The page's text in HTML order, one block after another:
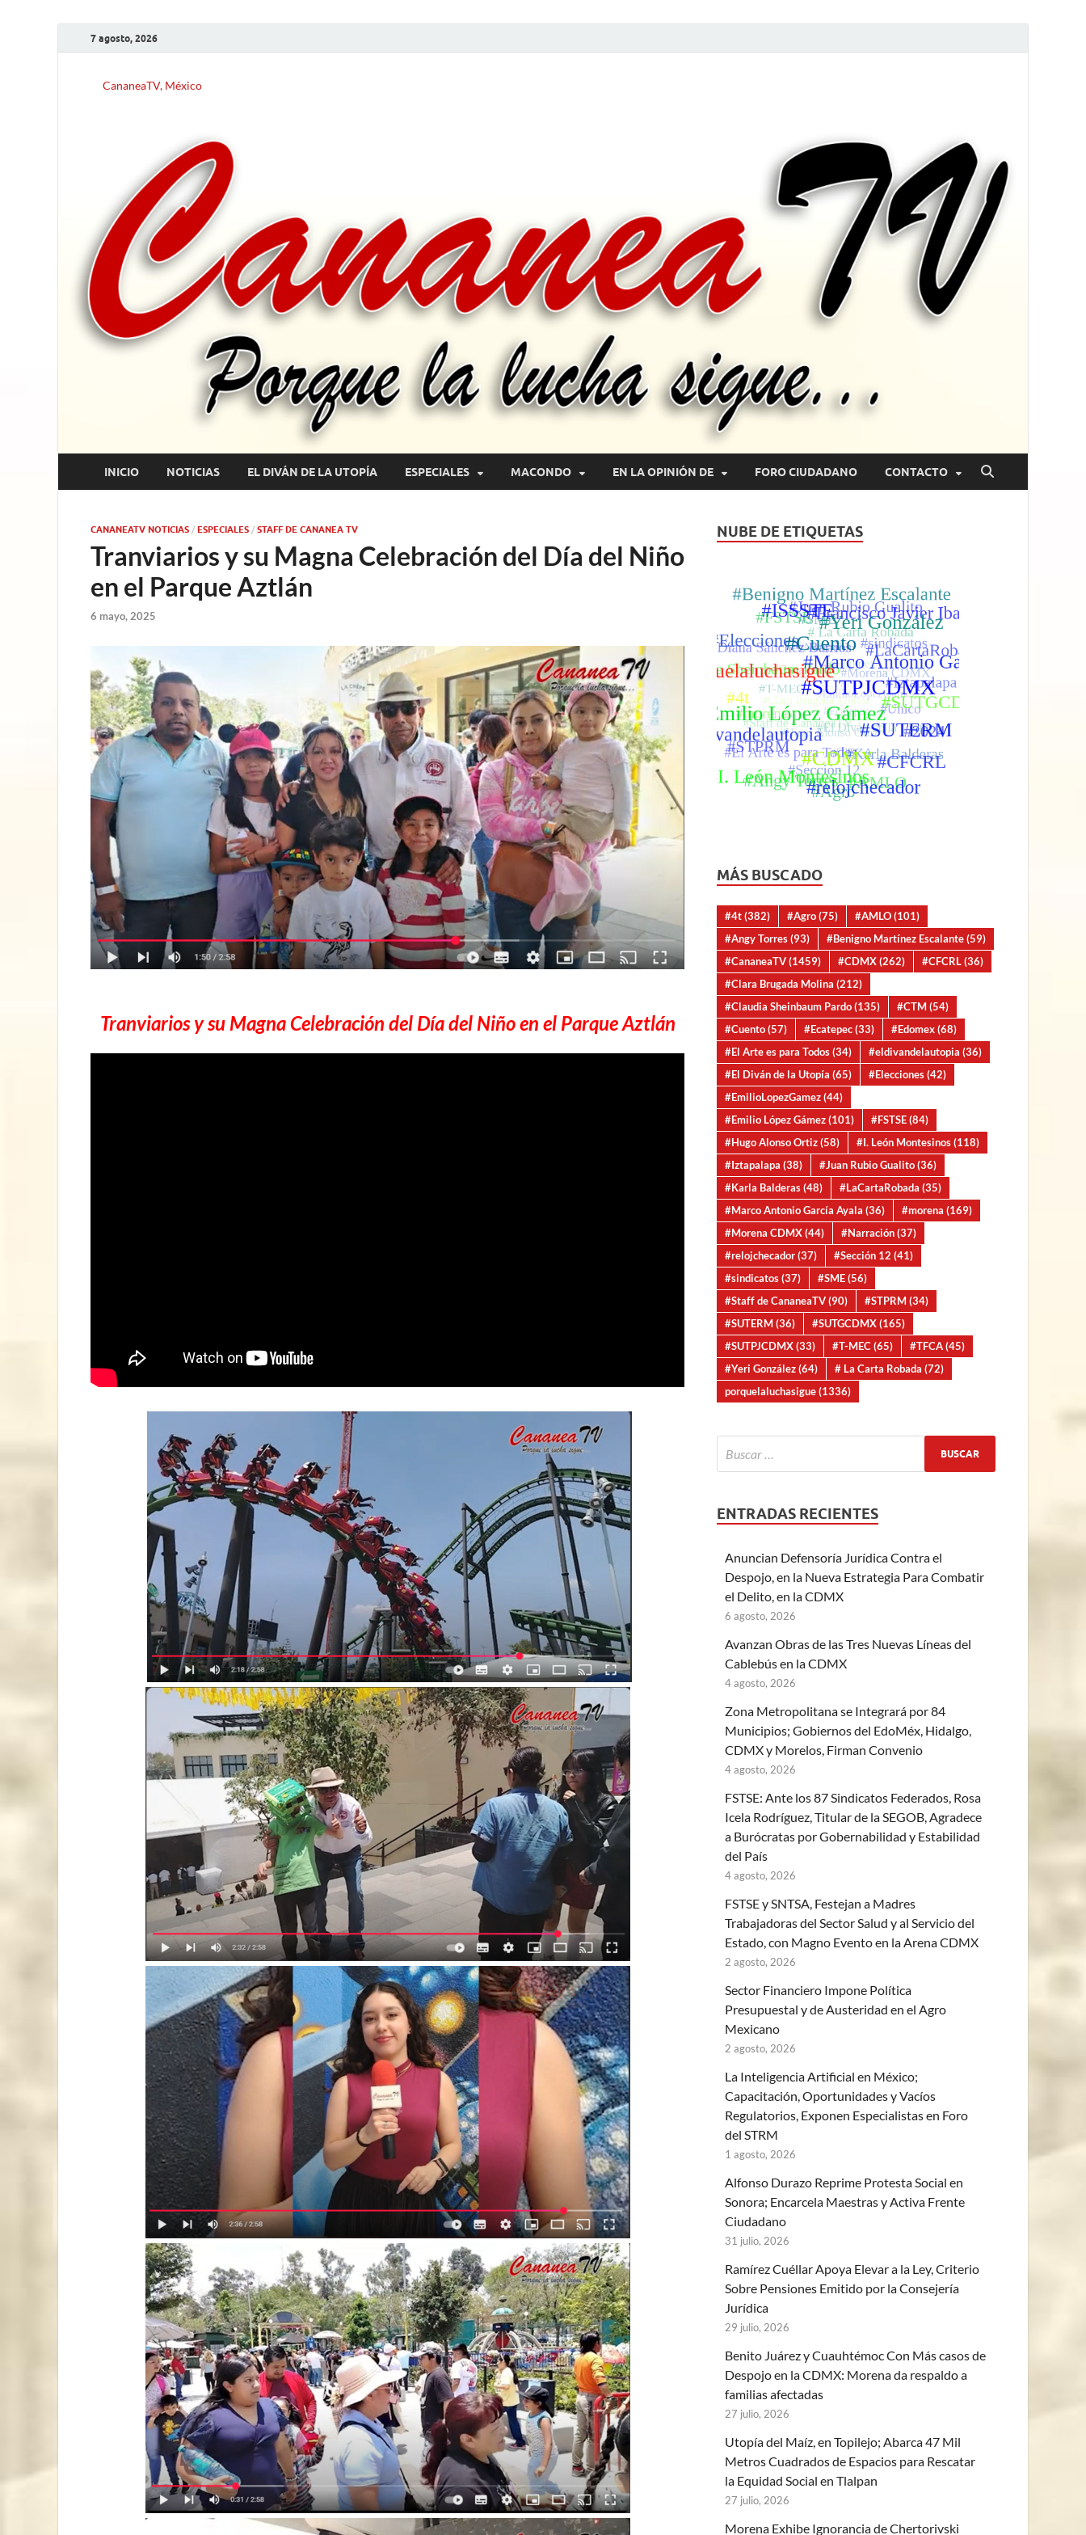
7 agosto, 2026
CananeaTV, México
INICIO NOTICIAS EL DIVÁN DE LA UTOPÍA ESPECIALES MACONDO EN LA OPINIÓN DE FORO CIUDADANO CONTACTO
CANANEATV NOTICIAS / ESPECIALES / STAFF DE CANANEA TV
Tranviarios y su Magna Celebración del Día del Niño
en el Parque Aztlán
6 mayo, 2025
Tranviarios y su Magna Celebración del Día del Niño en el Parque Aztlán
NUBE DE ETIQUETAS
MÁS BUSCADO
#4t(382) #Agro(75) #AMLO(101)
#Angy Torres(93) #Benigno Martínez Escalante(59)
#CananeaTV(1459) #CDMX(262) #CFCRL(36)
#Clara Brugada Molina (212)
#Claudia Sheinbaum Pardo(135) #CTM(54)
#Cuento(57) #Ecatepec(33) #Edomex(68)
#El Arte es para Todos(34) #eldivandelautopia (36)
#El Diván de la Utopía (65) #Elecciones(42)
#EmilioLopezGamez(44)
#Emilio López Gámez(101) #FSTSE(84)
#Hugo Alonso Ortiz(58) #I. León Montesinos(118)
#Iztapalapa (38) #Juan Rubio Gualito(36)
#Karla Balderas(48) #LaCartaRobada (35)
#Marco Antonio García Ayala (36) #morena (169)
#Morena CDMX(44) #Narración(37)
#relojchecador(37) #Sección 12 (41)
#sindicatos(37) #SME(56)
#Staff de CananeaTV(90) #STPRM(34)
#SUTERM(36) #SUTGCDMX(165)
#SUTPJCDMX(33) #T-MEC(65) #TFCA(45)
#Yeri González(64) # La Carta Robada (72)
porquelaluchasigue(1336)
ENTRADAS RECIENTES
Anuncian Defensoría Jurídica Contra el
Despojo, en la Nueva Estrategia Para Combatir
el Delito, en la CDMX
6 agosto, 2026
Avanzan Obras de las Tres Nuevas Líneas del
Cablebús en la CDMX
4 agosto, 2026
Zona Metropolitana se Integrará por 84
Municipios; Gobiernos del EdoMéx, Hidalgo,
CDMX y Morelos, Firman Convenio
4 agosto, 2026
FSTSE: Ante los 87 Sindicatos Federados, Rosa
Icela Rodríguez, Titular de la SEGOB, Agradece
a Burócratas por Gobernabilidad y Estabilidad
del País
4 agosto, 2026
FSTSE y SNTSA, Festejan a Madres
Trabajadoras del Sector Salud y al Servicio del
Estado, con Magno Evento en la Arena CDMX
2 agosto, 2026
Sector Financiero Impone Política
Presupuestal y de Austeridad en el Agro
Mexicano
2 agosto, 2026
La Inteligencia Artificial en México;
Capacitación, Oportunidades y Vacíos
Regulatorios, Exponen Especialistas en Foro
del STRM
1 agosto, 2026
Alfonso Durazo Reprime Protesta Social en
Sonora; Encarcela Maestras y Activa Frente
Ciudadano
31 julio, 2026
Ramírez Cuéllar Apoya Elevar a la Ley, Criterio
Sobre Pensiones Emitido por la Consejería
Jurídica
29 julio, 2026
Benito Juárez y Cuauhtémoc Con Más casos de
Despojo en la CDMX: Morena da respaldo a
familias afectadas
27 julio, 2026
Utopía del Maíz, en Topilejo; Abarca 47 Mil
Metros Cuadrados de Espacios para Rescatar
la Equidad Social en Tlalpan
27 julio, 2026
Morena Exhibe Ignorancia de Chertorivski